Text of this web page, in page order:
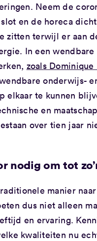
Neem de
en de horeca
zitten terwijl er aan
In een
zoals
onderwijs-
elkaar te kunnen
en
over tien jaar
nodig om tot
manier
dus niet alleen
en ervaring.
kwaliteiten nu